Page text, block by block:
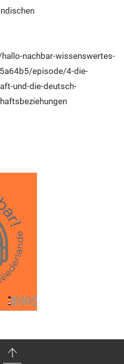
nachbar-wissenswertes-
episode/4-die-
und-die-deutsch-